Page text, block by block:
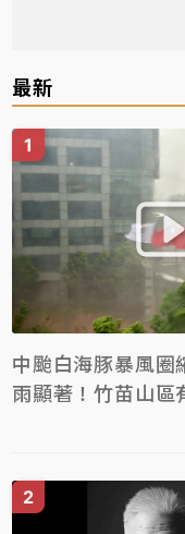
最新
中颱白海豚暴風
雨顯著！竹苗山區